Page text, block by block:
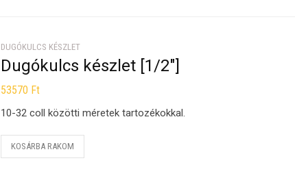
DUGÓKULCS KÉSZLET
Dugókulcs készlet [1/2″]
53570 Ft
10-32 coll közötti méretek tartozékokkal.
KOSÁRBA RAKOM